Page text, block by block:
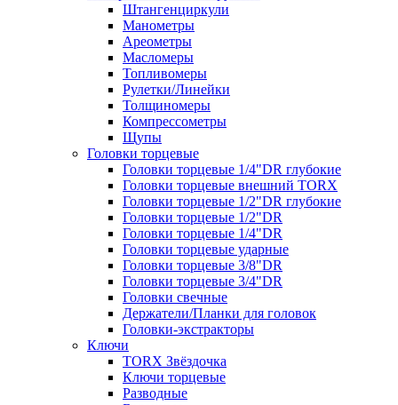
Штангенциркули
Манометры
Ареометры
Масломеры
Топливомеры
Рулетки/Линейки
Толщиномеры
Компрессометры
Щупы
Головки торцевые
Головки торцевые 1/4"DR глубокие
Головки торцевые внешний TORX
Головки торцевые 1/2"DR глубокие
Головки торцевые 1/2"DR
Головки торцевые 1/4"DR
Головки торцевые ударные
Головки торцевые 3/8"DR
Головки торцевые 3/4"DR
Головки свечные
Держатели/Планки для головок
Головки-экстракторы
Ключи
TORX Звёздочка
Ключи торцевые
Разводные